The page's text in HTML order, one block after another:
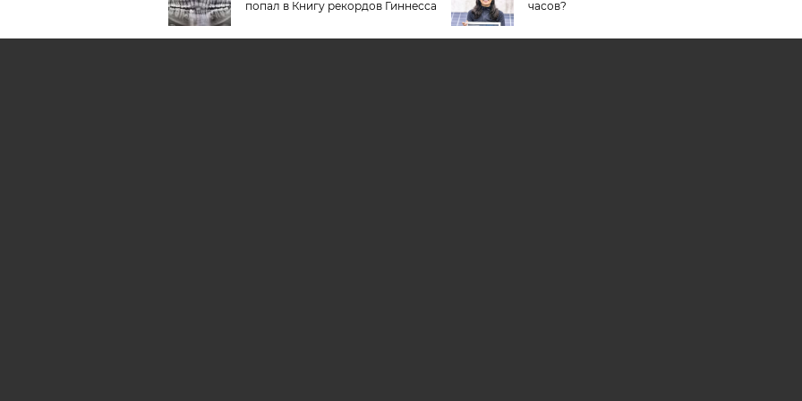
попал в Книгу рекордов Гиннесса
часов?